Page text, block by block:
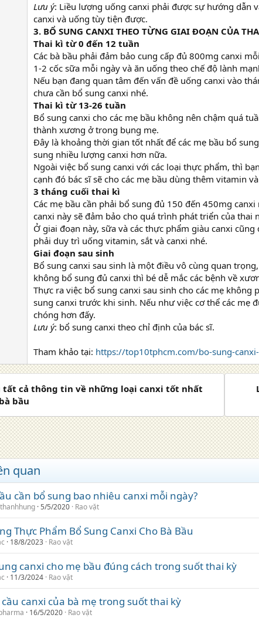
Lưu ý: Liều lượng uống canxi phải được sự hướng dẫn
canxi và uống tùy tiện được.
3. BỔ SUNG CANXI THEO TỪNG GIAI ĐOẠN CỦA
Thai kì từ 0 đến 12 tuần
Các bà bầu phải đảm bảo cung cấp đủ 800mg canxi
1-2 cốc sữa mỗi ngày và ăn uống theo chế độ lành
Nếu bạn đang quan tâm đến vấn đề uống canxi vào
chưa cần bổ sung canxi nhé.
Thai kì từ 13-26 tuần
Bổ sung canxi cho các mẹ bầu không nên chậm quá
thành xương ở trong bụng mẹ.
Đây là khoảng thời gian tốt nhất để các mẹ bầu bổ
sung nhiều lượng canxi hơn nữa.
Ngoài việc bổ sung canxi với các loại thực phẩm, thì
cạnh đó bác sĩ sẽ cho các mẹ bầu dùng thêm vitamin
3 tháng cuối thai kì
Các mẹ bầu cần phải bổ sung đủ 150 đến 450mg
canxi này sẽ đảm bảo cho quá trình phát triển của thai
Ở giai đoạn này, sữa và các thực phẩm giàu canxi
phải duy trì uống vitamin, sắt và canxi nhé.
Giai đoạn sau sinh
Bổ sung canxi sau sinh là một điều vô cùng quan
không bổ sung đủ canxi thì bé dễ mắc các bệnh về
Thực ra việc bổ sung canxi sau sinh cho các mẹ
sung canxi trước khi sinh. Nếu như việc cơ thể các mẹ
chóng hơn đấy.
Lưu ý: bổ sung canxi theo chỉ định của bác sĩ.
Tham khảo tại: https://top10tphcm.com/bo-sung-
tất cả thông tin về những loại canxi tốt nhất
bầu
quan
cần bổ sung bao nhiêu canxi mỗi ngày?
5/5/2020 Rao vặt
Thực Phẩm Bổ Sung Canxi Cho Bà Bầu
18/8/2023 Rao vặt
canxi cho mẹ bầu đúng cách trong suốt thai kỳ
11/3/2024 Rao vặt
canxi của bà mẹ trong suốt thai kỳ
16/5/2020 Rao vặt